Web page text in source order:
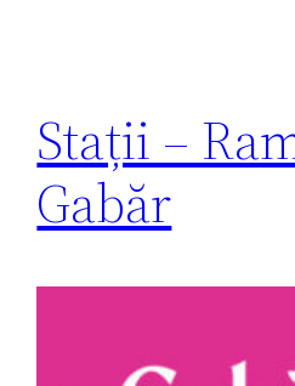
Stații –
Gabăr